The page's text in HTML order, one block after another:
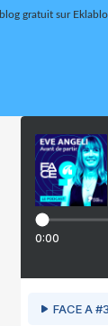
gratuit sur
0:00
FACE A